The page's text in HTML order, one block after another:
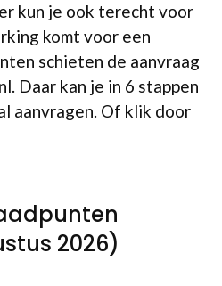
kun je ook terecht voor
komt voor een
schieten de aanvraag
Daar kan je in 6 stappen
aanvragen. Of klik door
2026)